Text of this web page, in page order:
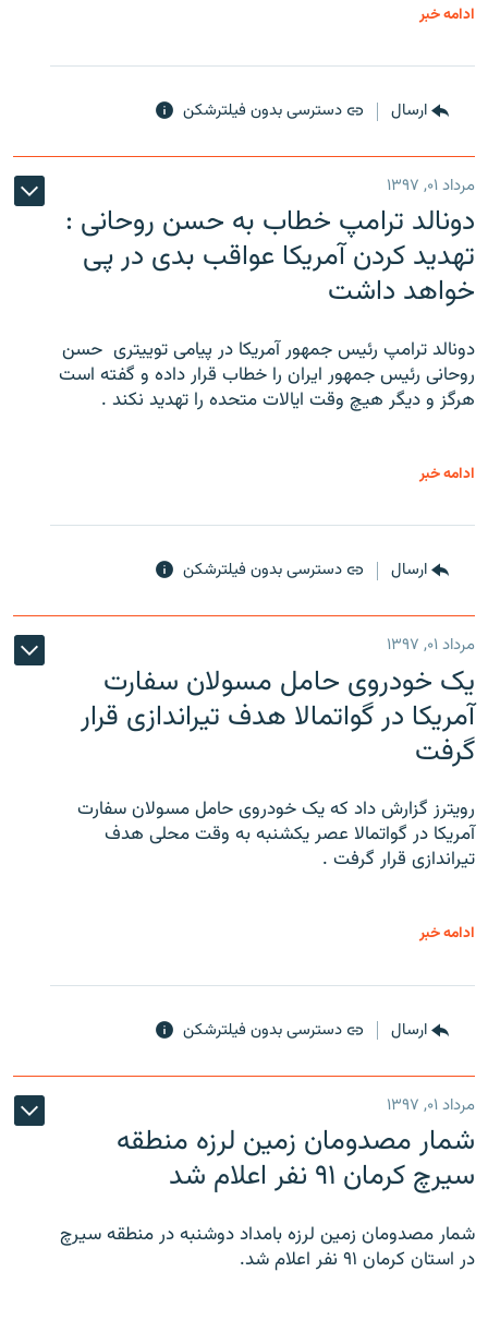
ادامه خبر
ارسال دسترسی بدون فیلترشکن
مرداد ۰۱, ۱۳۹۷
دونالد ترامپ خطاب به حسن روحانی :
تهدید کردن آمریکا عواقب بدی در پی
خواهد داشت
دونالد ترامپ رئیس جمهور آمریکا در پیامی توییتری ‌ حسن
روحانی رئیس جمهور ایران را خطاب قرار داده و گفته است
هرگز و دیگر هیچ وقت ایالات متحده را تهدید نکند .
ادامه خبر
ارسال دسترسی بدون فیلترشکن
مرداد ۰۱, ۱۳۹۷
یک خودروی حامل مسولان سفارت
آمریکا در گواتمالا هدف تیراندازی قرار
گرفت
رویترز گزارش داد که یک خودروی حامل مسولان سفارت
آمریکا در گواتمالا عصر یکشنبه به وقت محلی هدف
تیراندازی قرار گرفت .
ادامه خبر
ارسال دسترسی بدون فیلترشکن
مرداد ۰۱, ۱۳۹۷
شمار مصدومان زمین لرزه منطقه
سیرچ کرمان ۹۱ نفر اعلام شد
شمار مصدومان زمین لرزه بامداد دوشنبه در منطقه سیرچ
در استان کرمان ۹۱ نفر اعلام شد.